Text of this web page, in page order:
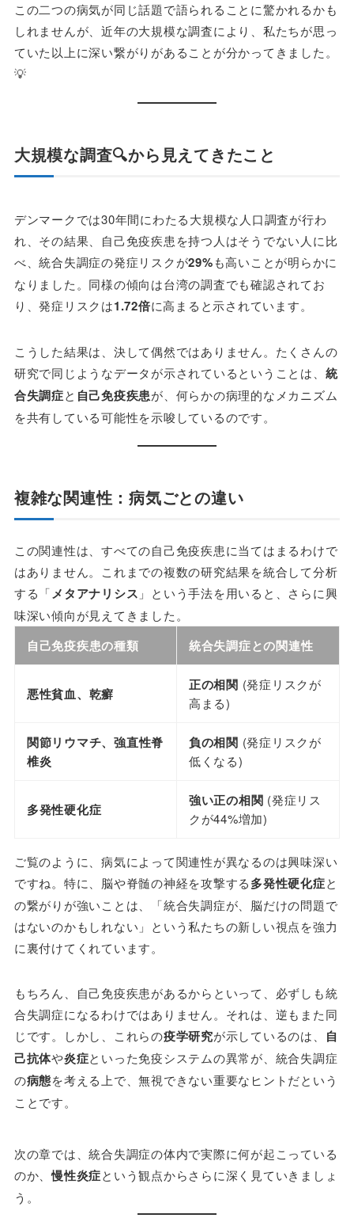
この二つの病気が同じ話題で語られることに驚かれるかも
しれませんが、近年の大規模な調査により、私たちが思っ
ていた以上に深い繋がりがあることが分かってきました。
💡
大規模な調査🔍から見えてきたこと
デンマークでは30年間にわたる大規模な人口調査が行わ
れ、その結果、自己免疫疾患を持つ人はそうでない人に比
べ、統合失調症の発症リスクが29%も高いことが明らかに
なりました。同様の傾向は台湾の調査でも確認されてお
り、発症リスクは1.72倍に高まると示されています。
こうした結果は、決して偶然ではありません。たくさんの
研究で同じようなデータが示されているということは、 統
合失調症と 自己免疫疾患が、何らかの病理的なメカニズム
を共有している可能性を示唆しているのです。
複雑な関連性：病気ごとの違い
この関連性は、すべての自己免疫疾患に当てはまるわけで
はありません。これまでの複数の研究結果を統合して分析
する「メタアナリシス 」という手法を用いると、さらに興
味深い傾向が見えてきました。
自己免疫疾患の種類 統合失調症との関連性
悪性貧血、乾癬
正の相関 (発症リスクが
高まる)
関節リウマチ、強直性脊
椎炎
負の相関 (発症リスクが
低くなる)
多発性硬化症
強い正の相関 (発症リス
クが44%増加)
ご覧のように、病気によって関連性が異なるのは興味深い
ですね。特に、脳や脊髄の神経を攻撃する多発性硬化症と
の繋がりが強いことは、「統合失調症が、脳だけの問題で
はないのかもしれない」という私たちの新しい視点を強力
に裏付けてくれています。
もちろん、自己免疫疾患があるからといって、必ずしも統
合失調症になるわけではありません。それは、逆もまた同
じです。しかし、これらの疫学研究が示しているのは、
自
己抗体や炎症といった免疫システムの異常が、統合失調症
の病態を考える上で、無視できない重要なヒントだという
ことです。
次の章では、統合失調症の体内で実際に何が起こっている
のか、慢性炎症という観点からさらに深く見ていきましょ
う。